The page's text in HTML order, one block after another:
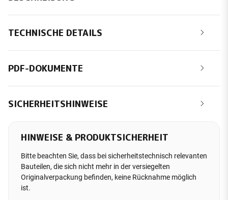
TECHNISCHE DETAILS
PDF-DOKUMENTE
SICHERHEITSHINWEISE
HINWEISE & PRODUKTSICHERHEIT
Bitte beachten Sie, dass bei sicherheitstechnisch relevanten
Bauteilen, die sich nicht mehr in der versiegelten
Originalverpackung befinden, keine Rücknahme möglich
ist.